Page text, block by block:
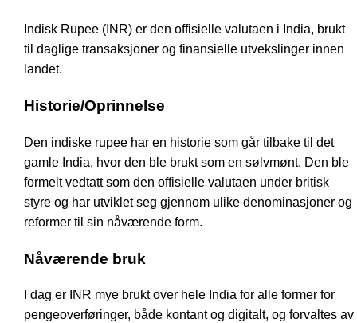
Indisk Rupee (INR) er den offisielle valutaen i India, brukt
til daglige transaksjoner og finansielle utvekslinger innen
landet.
Historie/Oprinnelse
Den indiske rupee har en historie som går tilbake til det
gamle India, hvor den ble brukt som en sølvmønt. Den ble
formelt vedtatt som den offisielle valutaen under britisk
styre og har utviklet seg gjennom ulike denominasjoner og
reformer til sin nåværende form.
Nåværende bruk
I dag er INR mye brukt over hele India for alle former for
pengeoverføringer, både kontant og digitalt, og forvaltes av